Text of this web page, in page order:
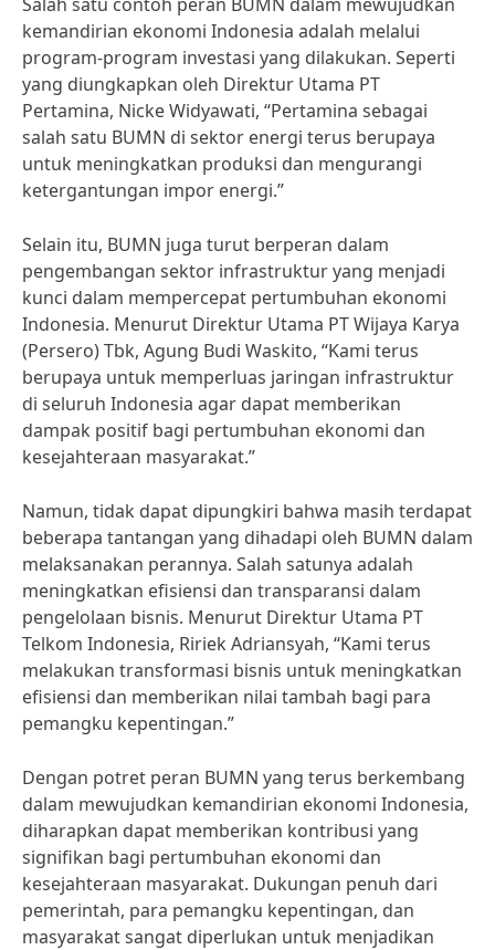
kemandirian ekonomi Indonesia adalah melalui
program-program investasi yang dilakukan. Seperti
yang diungkapkan oleh Direktur Utama PT
Pertamina, Nicke Widyawati, “Pertamina sebagai
salah satu BUMN di sektor energi terus berupaya
untuk meningkatkan produksi dan mengurangi
ketergantungan impor energi.”
Selain itu, BUMN juga turut berperan dalam
pengembangan sektor infrastruktur yang menjadi
kunci dalam mempercepat pertumbuhan ekonomi
Indonesia. Menurut Direktur Utama PT Wijaya Karya
(Persero) Tbk, Agung Budi Waskito, “Kami terus
berupaya untuk memperluas jaringan infrastruktur
di seluruh Indonesia agar dapat memberikan
dampak positif bagi pertumbuhan ekonomi dan
kesejahteraan masyarakat.”
Namun, tidak dapat dipungkiri bahwa masih terdapat
beberapa tantangan yang dihadapi oleh BUMN dalam
melaksanakan perannya. Salah satunya adalah
meningkatkan efisiensi dan transparansi dalam
pengelolaan bisnis. Menurut Direktur Utama PT
Telkom Indonesia, Ririek Adriansyah, “Kami terus
melakukan transformasi bisnis untuk meningkatkan
efisiensi dan memberikan nilai tambah bagi para
pemangku kepentingan.”
Dengan potret peran BUMN yang terus berkembang
dalam mewujudkan kemandirian ekonomi Indonesia,
diharapkan dapat memberikan kontribusi yang
signifikan bagi pertumbuhan ekonomi dan
kesejahteraan masyarakat. Dukungan penuh dari
pemerintah, para pemangku kepentingan, dan
masyarakat sangat diperlukan untuk menjadikan